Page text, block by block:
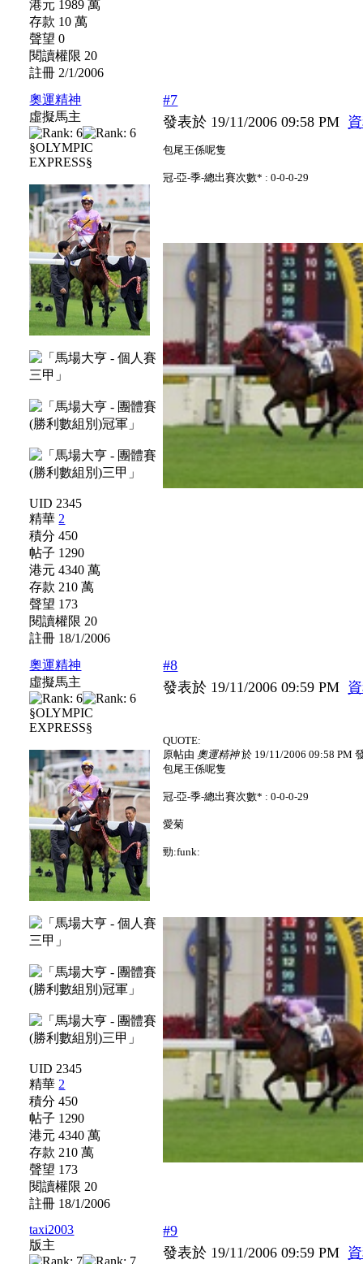
港元 1989 萬
存款 10 萬
聲望 0
閱讀權限 20
註冊 2/1/2006
奧運精神
虛擬馬主
§OLYMPIC
EXPRESS§
UID 2345
精華 2
積分 450
帖子 1290
港元 4340 萬
存款 210 萬
聲望 173
閱讀權限 20
註冊 18/1/2006
#7
發表於 19/11/2006 09:58 PM
包尾王係呢隻
冠-亞-季-總出賽次數* : 0-0-0-29
奧運精神
虛擬馬主
§OLYMPIC
EXPRESS§
UID 2345
精華 2
積分 450
帖子 1290
港元 4340 萬
存款 210 萬
聲望 173
閱讀權限 20
註冊 18/1/2006
#8
發表於 19/11/2006 09:59 PM
QUOTE:
原帖由 奧運精神於 19/11/2006 09:58 PM
包尾王係呢隻
冠-亞-季-總出賽次數* : 0-0-0-29
愛菊
勁:funk:
taxi2003
版主
#9
發表於 19/11/2006 09:59 PM